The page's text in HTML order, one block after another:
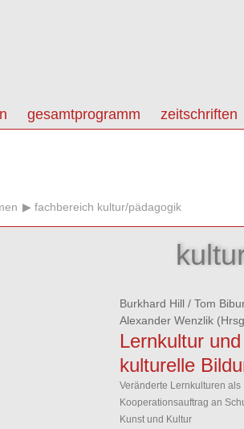
gesamtprogramm zeitschriften
fachbereich kultur/pädagogik
Burkhard Hill / Tom
Alexander Wenzlik
Lernkultur und
kulturelle
Veränderte Lernkulturen als
Kooperationsauftrag an
Kunst und Kultur